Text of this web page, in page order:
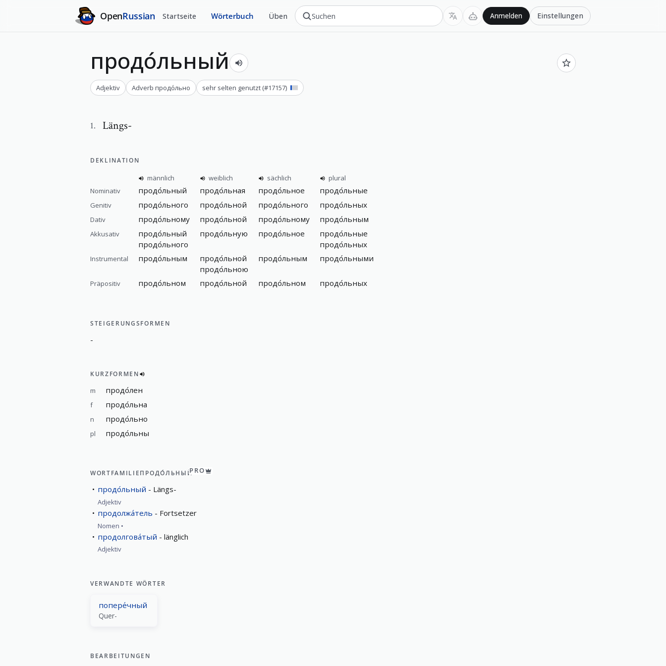
OpenRussian Startseite Wörterbuch Üben Anmelden Einstellungen
продо́льный
Adjektiv Adverb продо́льно sehr selten genutzt (#17157)
1. Längs-
DEKLINATION
männlich weiblich sächlich
plural
Nominativ
продо́льный продо́льная продо́льное продо́льные
Genitiv продо́льного продо́льной продо́льного продо́льных
Dativ продо́льному продо́льной продо́льному продо́льным
Akkusativ
продо́льный
продо́льного
продо́льную продо́льное
продо́льные
продо́льных
Instrumental продо́льным
продо́льной
продо́льною
продо́льным продо́льными
Präpositiv продо́льном продо́льной продо́льном продо́льных
STEIGERUNGSFORMEN
-
KURZFORMEN
m продо́лен
f продо́льна
n продо́льно
pl продо́льны
WORTFAMILIEПРОДО́ЛЬНЫЙPRO
продо́льный Längs-
Adjektiv
продолжа́тель Fortsetzer
Nomen
продолгова́тый länglich
Adjektiv
VERWANDTE WÖRTER
попере́чный
Quer-
BEARBEITUNGEN